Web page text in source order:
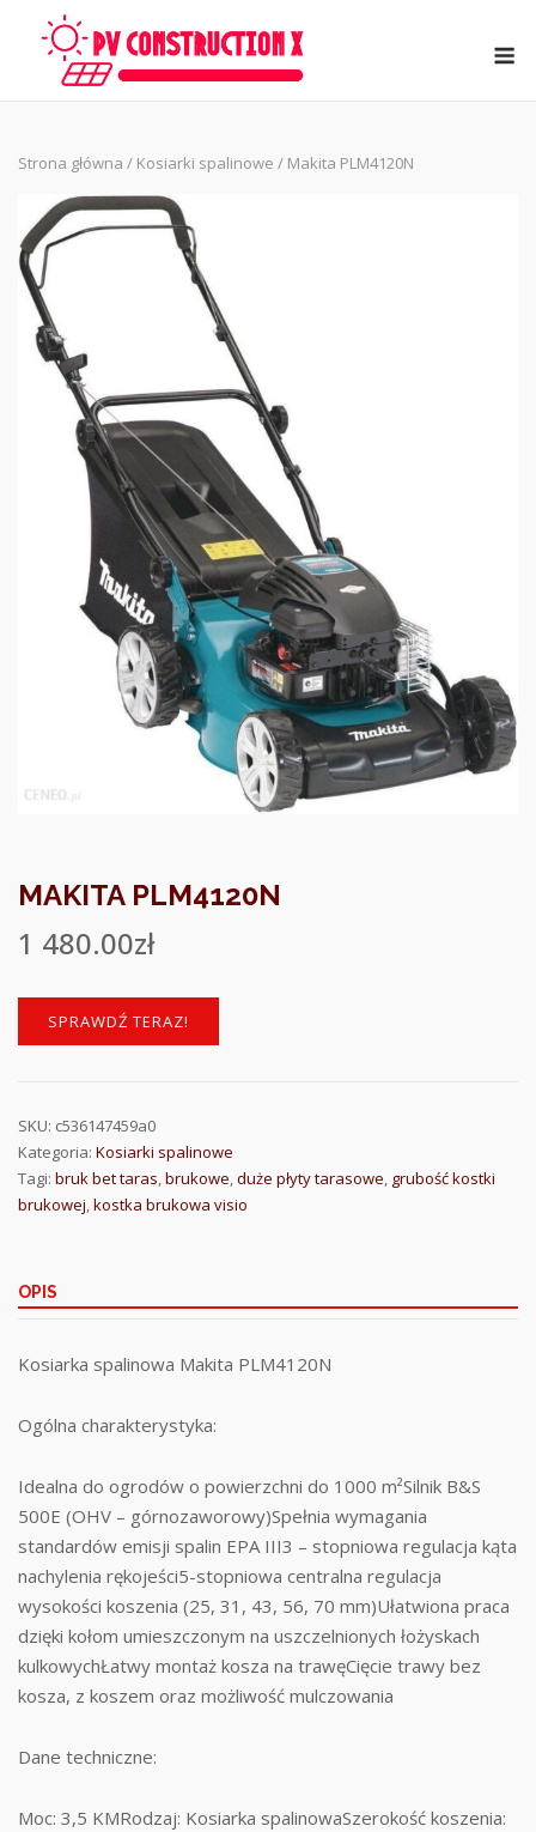
Strona główna / Kosiarki spalinowe / Makita PLM4120N
MAKITA PLM4120N
1 480.00zł
SPRAWDŹ TERAZ!
SKU: c536147459a0
Kategoria: Kosiarki spalinowe
Tagi: bruk bet taras,brukowe,duże płyty tarasowe, grubość kostki
brukowej,kostka brukowa visio
OPIS
Kosiarka spalinowa Makita PLM4120N
Ogólna charakterystyka:
Idealna do ogrodów o powierzchni do 1000 m²Silnik B&S
500E (OHV – górnozaworowy)Spełnia wymagania
standardów emisji spalin EPA III3 – stopniowa regulacja kąta
nachylenia rękojeści5-stopniowa centralna regulacja
wysokości koszenia (25, 31, 43, 56, 70 mm)Ułatwiona praca
dzięki kołom umieszczonym na uszczelnionych łożyskach
kulkowychŁatwy montaż kosza na trawęCięcie trawy bez
kosza, z koszem oraz możliwość mulczowania
Dane techniczne:
Moc: 3,5 KMRodzaj: Kosiarka spalinowaSzerokość koszenia: